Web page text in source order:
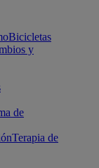
Bicicletas
y
de
Terapia de